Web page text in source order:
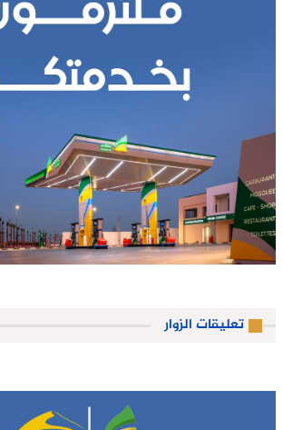
تعليقات الزوار